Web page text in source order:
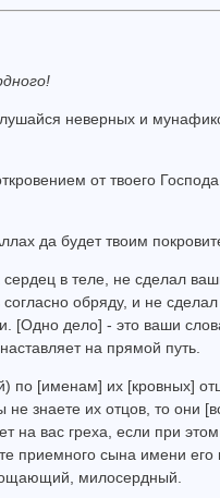
неверных и
от твоего
да будет твоим
в теле, не сделал
обряду, и не
дело] - это ваши
на прямой путь.
по [именам] их [кровных]
знаете их отцов, то они
на вас греха, если при
приемного сына имени его
милосердный.